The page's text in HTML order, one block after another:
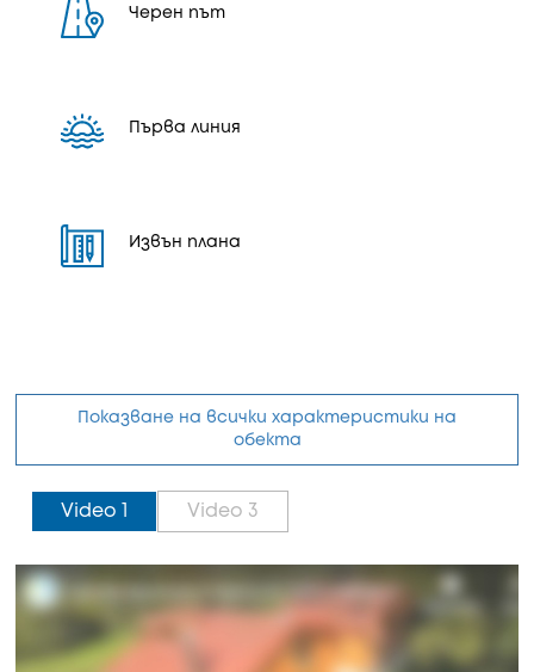
Черен път
Първа линия
Извън плана
Показване на всички характеристики на
обекта
Video 1 Video 3